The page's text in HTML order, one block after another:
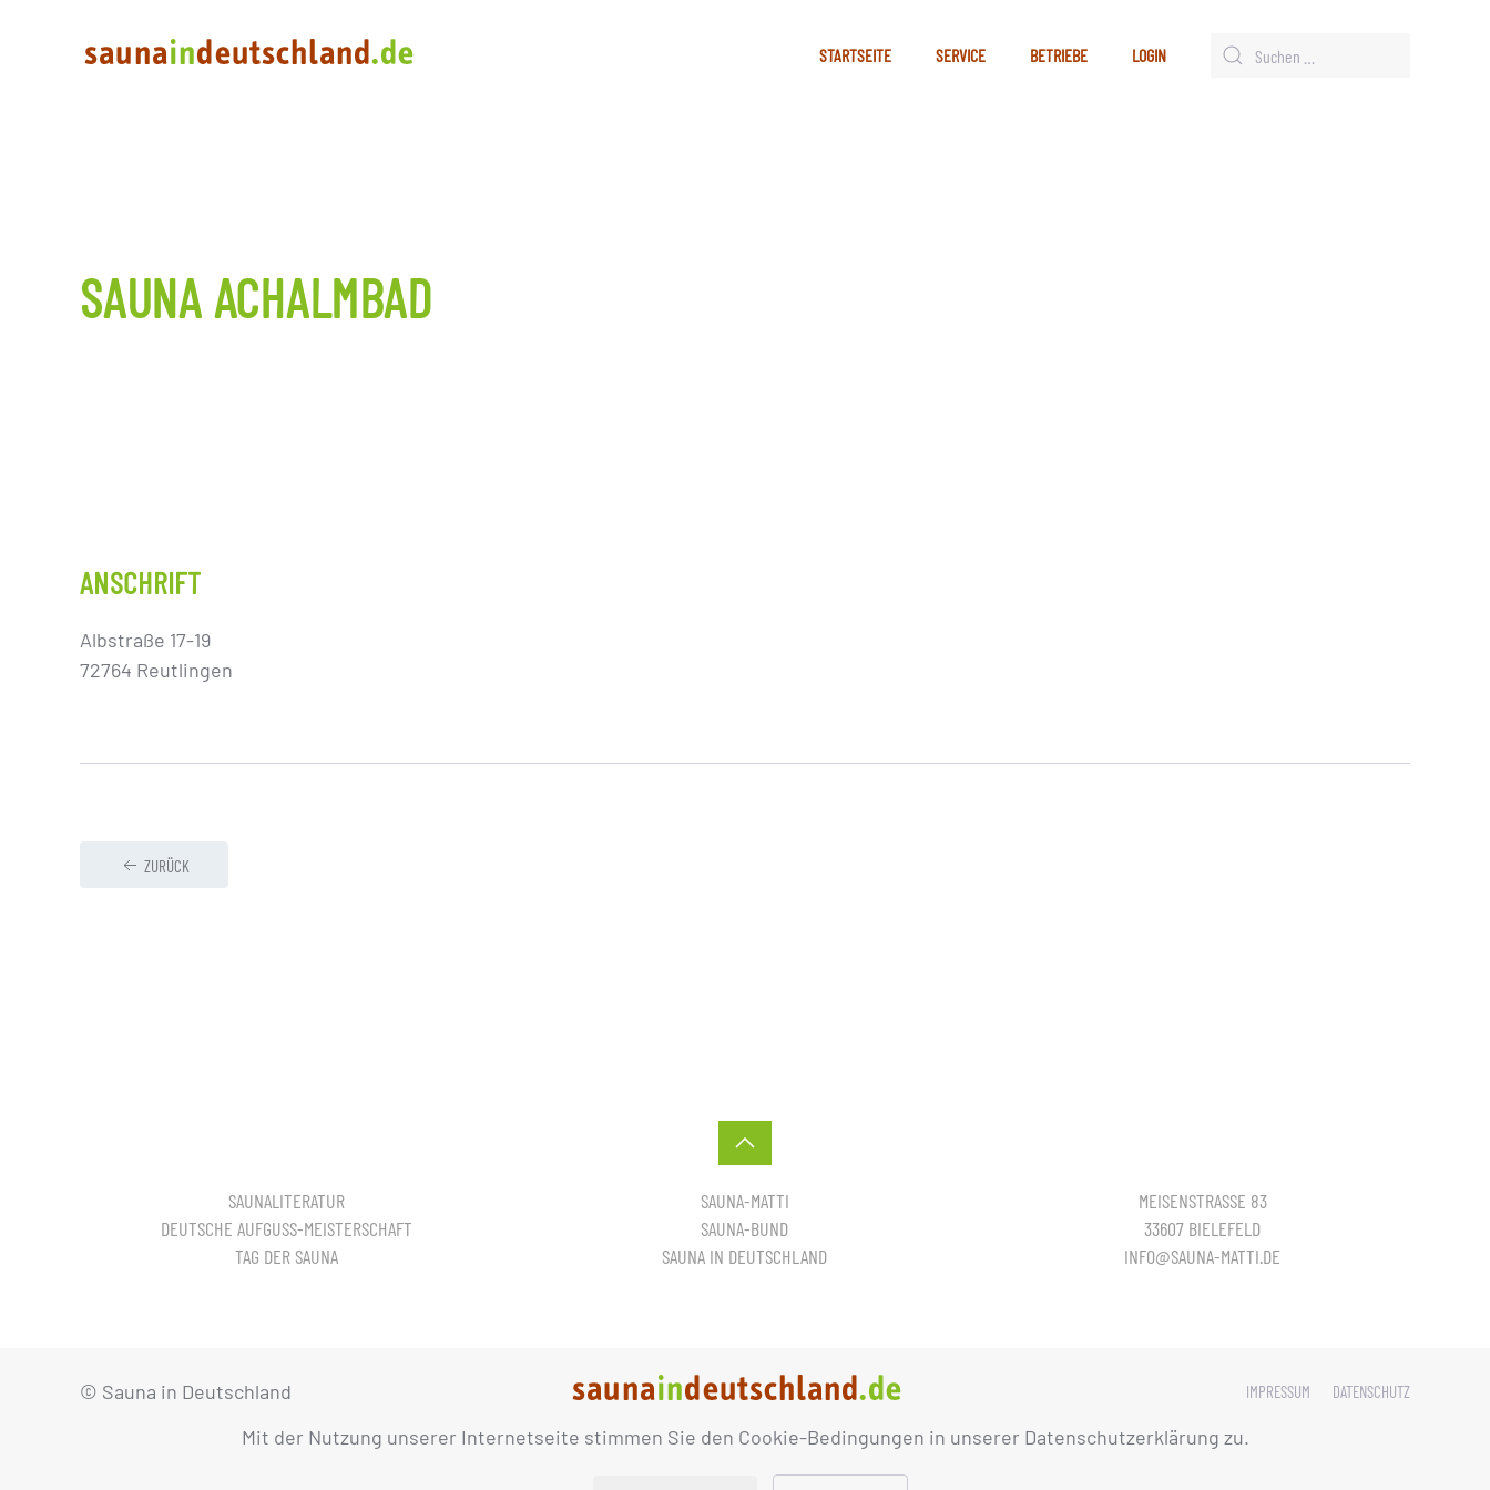
Mit der Nutzung unserer Internetseite stimmen Sie den Cookie-Bedingungen in unserer Datenschutzerklärung zu.
STARTSEITE SERVICE BETRIEBE LOGIN
SAUNA ACHALMBAD
ANSCHRIFT
Albstraße 17-19
72764 Reutlingen
ZURÜCK
SAUNALITERATUR
DEUTSCHE AUFGUSS-MEISTERSCHAFT
TAG DER SAUNA
SAUNA-MATTI
SAUNA-BUND
SAUNA IN DEUTSCHLAND
MEISENSTRASSE 83
33607 BIELEFELD
INFO@SAUNA-MATTI.DE
© Sauna in Deutschland IMPRESSUM DATENSCHUTZ